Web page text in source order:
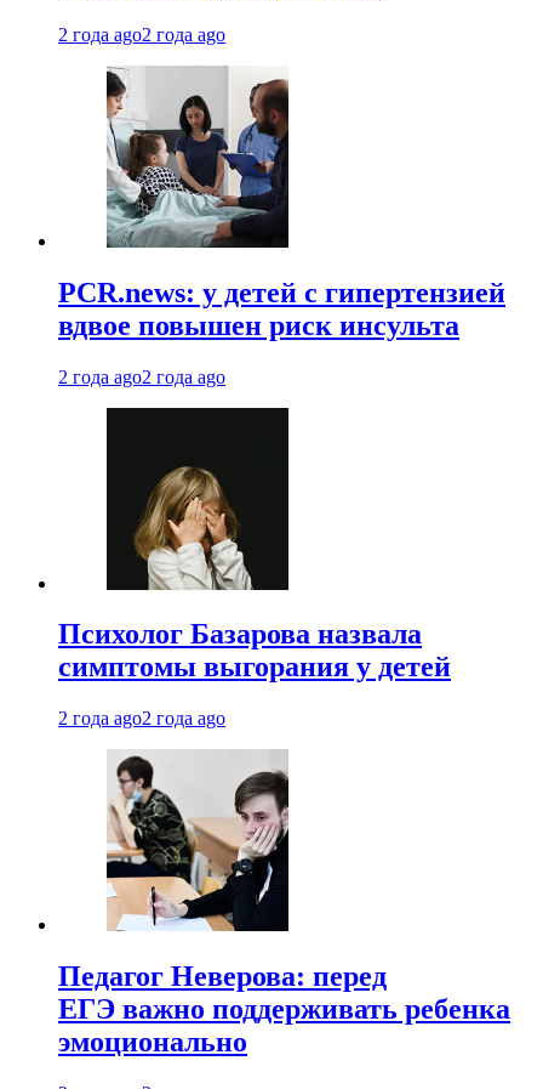
2 года ago2 года ago
PCR.news: у детей с гипертензией
вдвое повышен риск инсульта
2 года ago2 года ago
Психолог Базарова назвала
симптомы выгорания у детей
2 года ago2 года ago
Педагог Неверова: перед
ЕГЭ важно поддерживать ребенка
эмоционально